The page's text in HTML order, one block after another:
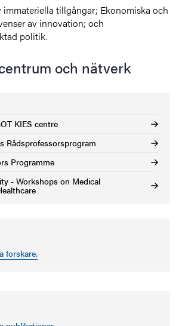
immateriella tillgångar; Ekonomiska och
av innovation; och
politik.
och nätverk
KIES centre
Rådsprofessorsprogram
Programme
- Workshops on Medical
forskare.